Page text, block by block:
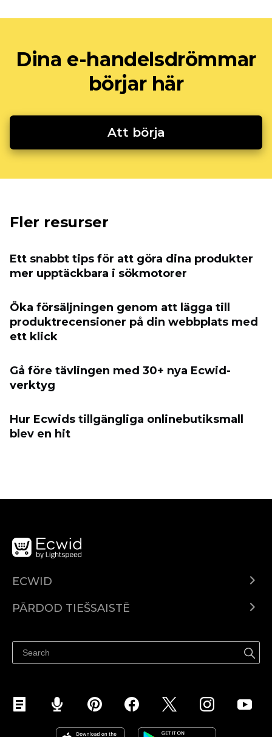
Dina e-handelsdrömmar
börjar här
Att börja
Fler resurser
Ett snabbt tips för att göra dina produkter
mer upptäckbara i sökmotorer
Öka försäljningen genom att lägga till
produktrecensioner på din webbplats med
ett klick
Gå före tävlingen med 30+ nya Ecwid-
verktyg
Hur Ecwids tillgängliga onlinebutiksmall
blev en hit
ECWID
Izcenojumi
PĀRDOD TIEŠSAISTĒ
Pārdod Facebook
Pārdod Instagram